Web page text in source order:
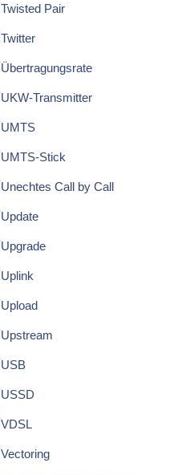
Twisted Pair
Twitter
Übertragungsrate
UKW-Transmitter
UMTS
UMTS-Stick
Unechtes Call by Call
Update
Upgrade
Uplink
Upload
Upstream
USB
USSD
VDSL
Vectoring